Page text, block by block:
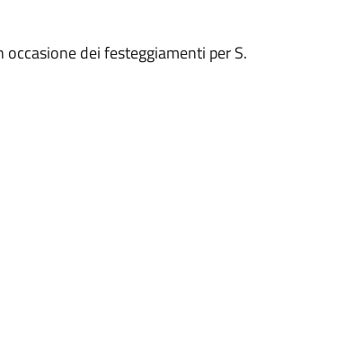
dei festeggiamenti per S.